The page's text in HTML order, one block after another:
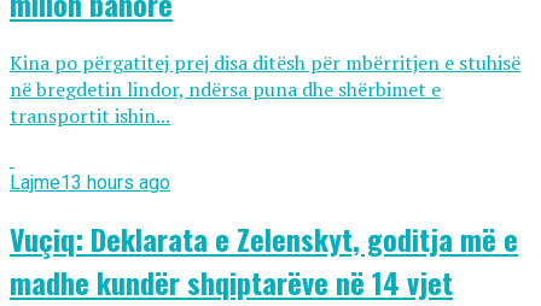
Kina po përgatitej prej disa ditësh për mbërritjen e stuhisë
në bregdetin lindor, ndërsa puna dhe shërbimet e
transportit ishin...
Lajme13 hours ago
Vuçiq: Deklarata e Zelenskyt, goditja më e
madhe kundër shqiptarëve në 14 vjet